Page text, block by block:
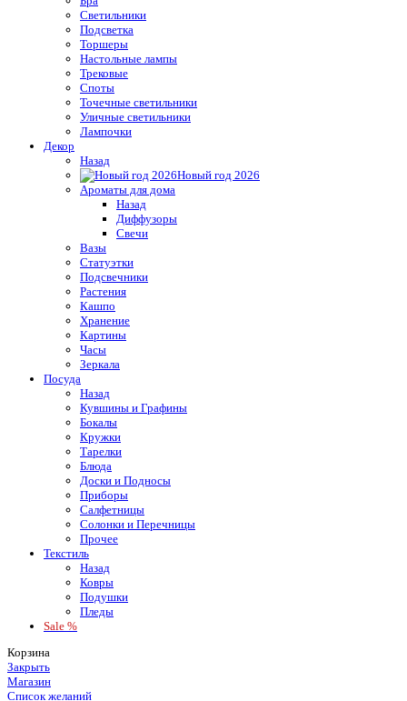
Светильники
Подсветка
Торшеры
Настольные лампы
Трековые
Споты
Точечные светильники
Уличные светильники
Лампочки
Декор
Назад
Новый год 2026
Ароматы для дома
Назад
Диффузоры
Свечи
Вазы
Статуэтки
Подсвечники
Растения
Кашпо
Хранение
Картины
Часы
Зеркала
Посуда
Назад
Кувшины и Графины
Бокалы
Кружки
Тарелки
Блюда
Доски и Подносы
Приборы
Салфетницы
Солонки и Перечницы
Прочее
Текстиль
Назад
Ковры
Подушки
Пледы
Sale %
Корзина
Закрыть
Магазин
Список желаний